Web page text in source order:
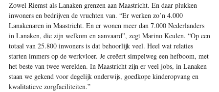
Zowel Riemst als Lanaken grenzen aan Maastricht. En daar plukken
inwoners en bedrijven de vruchten van. “Er werken zo’n 4.000
Lanakenaren in Maastricht. En er wonen meer dan 7.000 Nederlanders
in Lanaken, die zijn welkom en aanvaard”, zegt Marino Keulen. “Op een
totaal van 25.800 inwoners is dat behoorlijk veel. Heel wat relaties
starten immers op de werkvloer. Je creëert simpelweg een hefboom, met
het beste van twee werelden. In Maastricht zijn er veel jobs, in Lanaken
staan we gekend voor degelijk onderwijs, goedkope kinderopvang en
kwalitatieve zorgfaciliteiten.”